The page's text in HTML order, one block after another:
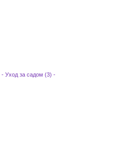
- Уход за садом (3) -